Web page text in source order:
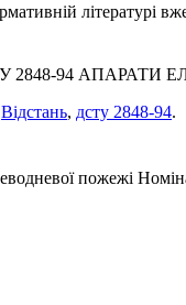
літературі
2848-94
Відстань, дсту 2848-94.
пожежі